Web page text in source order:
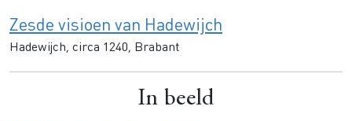
Zesde visioen van Hadewijch
Hadewijch, circa 1240, Brabant
In beeld